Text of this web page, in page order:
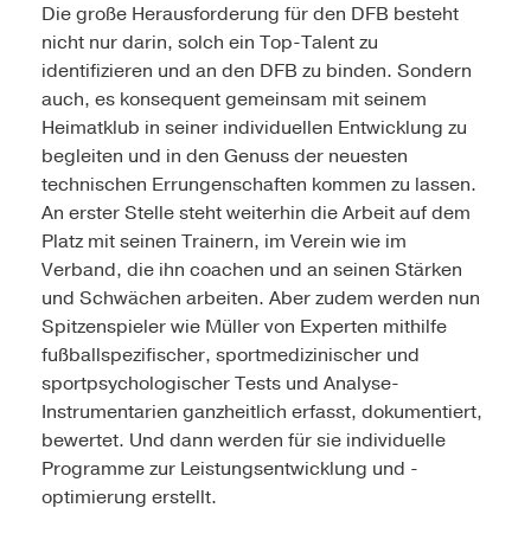
Die große Herausforderung für den DFB besteht
nicht nur darin, solch ein Top-Talent zu
identifizieren und an den DFB zu binden. Sondern
auch, es konsequent gemeinsam mit seinem
Heimatklub in seiner individuellen Entwicklung zu
begleiten und in den Genuss der neuesten
technischen Errungenschaften kommen zu lassen.
An erster Stelle steht weiterhin die Arbeit auf dem
Platz mit seinen Trainern, im Verein wie im
Verband, die ihn coachen und an seinen Stärken
und Schwächen arbeiten. Aber zudem werden nun
Spitzenspieler wie Müller von Experten mithilfe
fußballspezifischer, sportmedizinischer und
sportpsychologischer Tests und Analyse-
Instrumentarien ganzheitlich erfasst, dokumentiert,
bewertet. Und dann werden für sie individuelle
Programme zur Leistungsentwicklung und -
optimierung erstellt.